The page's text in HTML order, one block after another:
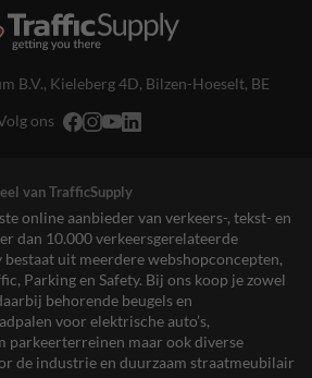
B.V., Kieleberg 4D, Bilzen-Hoeselt, BE
ons
van TrafficSupply
online aanbieder van verkeers-, tekst- en
dan 10.000 verkeersgerelateerde
uit meerdere webshopconcepten,
Parking en Safety. Bij ons koop je zowel
behorende beugels en
voor elektrische auto’s,
parkeerterreinen maar ook diverse
de industrie en duurzaam straatmeubilair